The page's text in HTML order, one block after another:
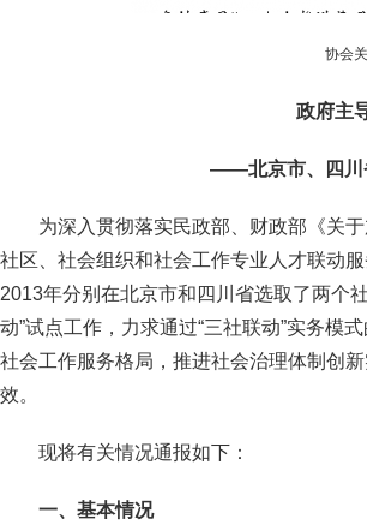
协会
政府主
——北京市、四川
为深入贯彻落实民政部、财政部《关
社区、社会组织和社会工作专业人才联动
2013年分别在北京市和四川省选取了两个
动”试点工作，力求通过“三社联动”实务模
社会工作服务格局，推进社会治理体制创
效。
现将有关情况通报如下：
一、基本情况